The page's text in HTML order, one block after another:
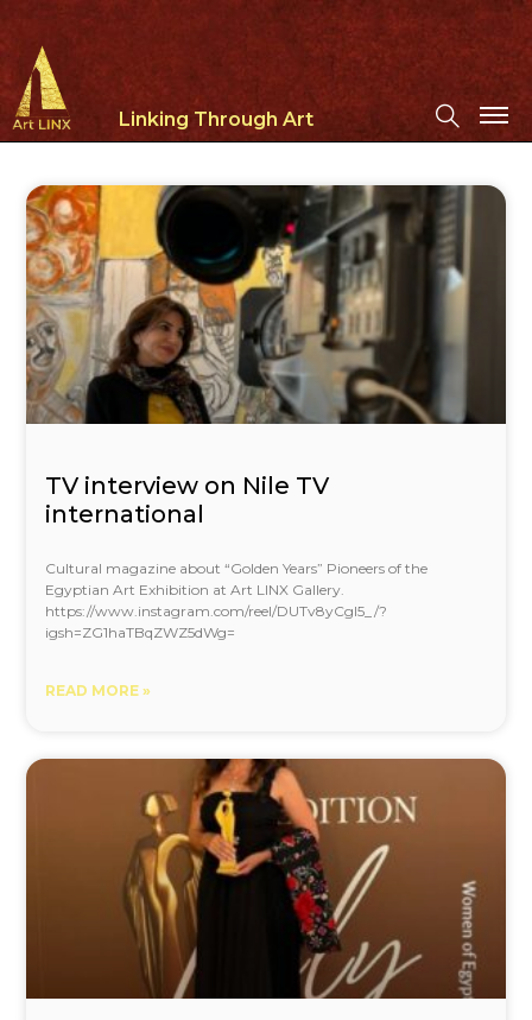
Linking Through Art
TV interview on Nile TV
international
Cultural magazine about “Golden Years” Pioneers of the
Egyptian Art Exhibition at Art LINX Gallery.
https://www.instagram.com/reel/DUTv8yCgl5_/?
igsh=ZG1haTBqZWZ5dWg=
READ MORE »